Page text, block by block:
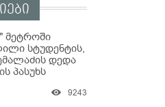
მეტროში
სტუდენტის,
დედა
პასუხს
9243